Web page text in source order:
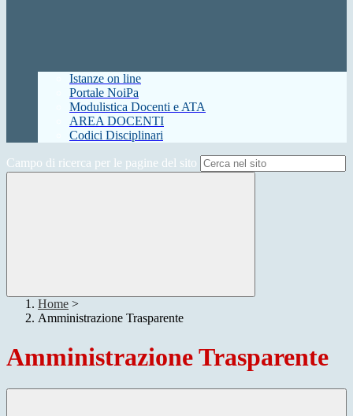
Istanze on line
Portale NoiPa
Modulistica Docenti e ATA
AREA DOCENTI
Codici Disciplinari
Campo di ricerca per le pagine del sito
Home >
Amministrazione Trasparente
Amministrazione Trasparente